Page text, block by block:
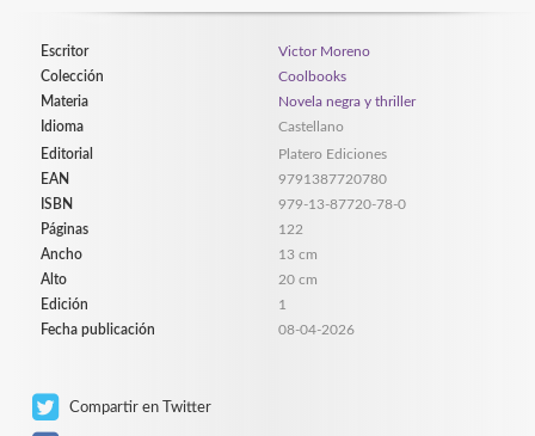
Escritor
Victor Moreno
Colección
Coolbooks
Materia
Novela negra y thriller
Idioma
Castellano
Editorial
Platero Ediciones
EAN
9791387720780
ISBN
979-13-87720-78-0
Páginas
122
Ancho
13 cm
Alto
20 cm
Edición
1
Fecha publicación
08-04-2026
Compartir en Twitter